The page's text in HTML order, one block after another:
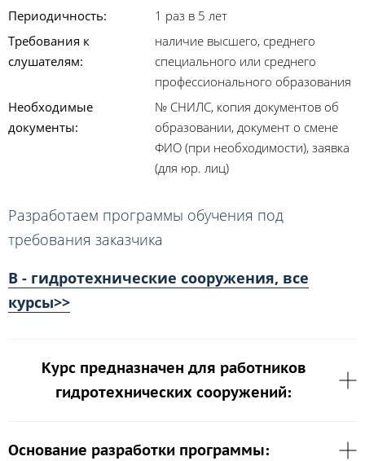
Периодичность:
1 раз в 5 лет
Требования к
слушателям:
наличие высшего, среднего
специального или среднего
профессионального образования
Необходимые
документы:
№ СНИЛС, копия документов об
образовании, документ о смене
ФИО (при необходимости), заявка
(для юр. лиц)
Разработаем программы обучения под
требования заказчика
В - гидротехнические сооружения, все
курсы>>
Курс предназначен для работников
гидротехнических сооружений:
Основание разработки программы: